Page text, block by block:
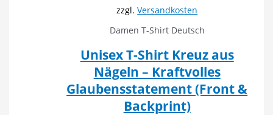
zzgl.Versandkosten
Damen T-Shirt Deutsch
Unisex T-Shirt Kreuz aus
Nägeln – Kraftvolles
Glaubensstatement (Front &
Backprint)